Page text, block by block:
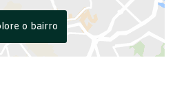
o bairro